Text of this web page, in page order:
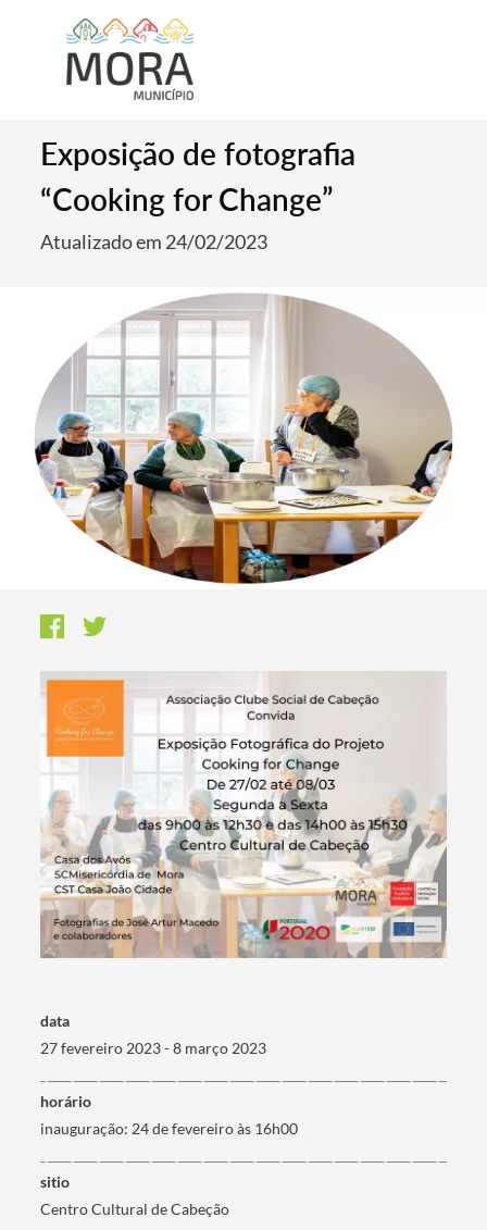
Termo de Pesquisa
Categorias gerais
Exposição de fotografia
“Cooking for Change”
Atualizado em 24/02/2023
data
27 fevereiro 2023 - 8 março 2023
horário
inauguração: 24 de fevereiro às 16h00
sitio
Centro Cultural de Cabeção